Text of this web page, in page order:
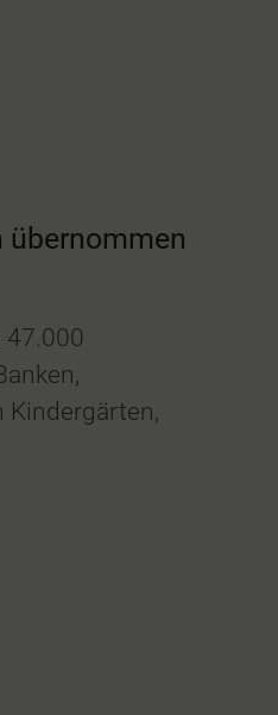
übernommen
47.000
Kindergärten,